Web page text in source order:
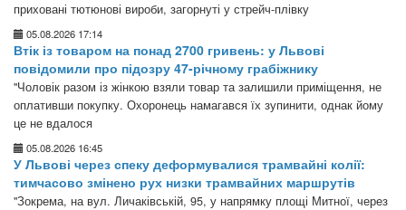
приховані тютюнові вироби, загорнуті у стрейч-плівку
05.08.2026 17:14
Втік із товаром на понад 2700 гривень: у Львові
повідомили про підозру 47-річному грабіжнику
"Чоловік разом із жінкою взяли товар та залишили приміщення, не
оплативши покупку. Охоронець намагався їх зупинити, однак йому
це не вдалося
05.08.2026 16:45
У Львові через спеку деформувалися трамвайні колії:
тимчасово змінено рух низки трамвайних маршрутів
"Зокрема, на вул. Личаківській, 95, у напрямку площі Митної, через